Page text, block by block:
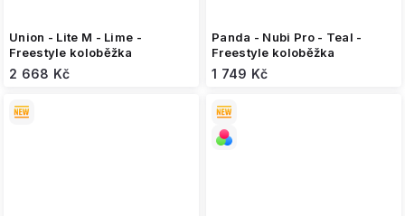
Union - Lite M - Lime -
Freestyle koloběžka
2 668 Kč
Panda - Nubi Pro - Teal -
Freestyle koloběžka
1 749 Kč